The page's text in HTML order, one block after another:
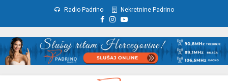
Radio Padrino Nekretnine Padrino
Facebook
Instagram
Youtube